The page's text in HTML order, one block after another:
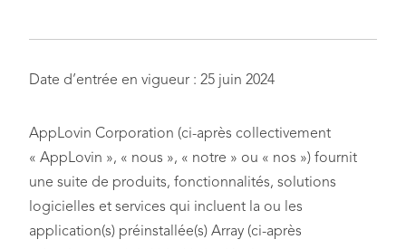
Date d’entrée en vigueur : 25 juin 2024
AppLovin Corporation (ci-après collectivement
« AppLovin », « nous », « notre » ou « nos ») fournit
une suite de produits, fonctionnalités, solutions
logicielles et services qui incluent la ou les
application(s) préinstallée(s) Array (ci-après